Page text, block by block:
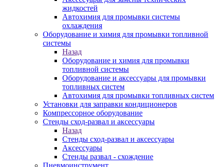
жидкостей
Автохимия для промывки системы
охлаждения
Оборудование и химия для промывки топливной
системы
Назад
Оборудование и химия для промывки
топливной системы
Оборудование и аксессуары для промывки
топливных систем
Автохимия для промывки топливных систем
Установки для заправки кондиционеров
Компрессорное оборудование
Стенды сход-развал и аксессуары
Назад
Стенды сход-развал и аксессуары
Аксессуары
Стенды развал - схождение
Пневмоинструмент